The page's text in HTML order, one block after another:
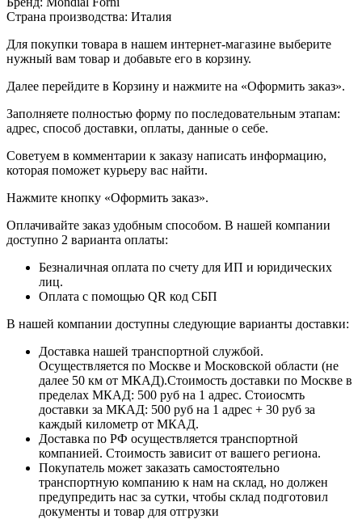
Страна производства: Италия
Для покупки товара в нашем интернет-магазине выберите
нужный вам товар и добавьте его в корзину.
Далее перейдите в Корзину и нажмите на «Оформить заказ».
​​​​​​​Заполняете полностью форму по последовательным этапам:
адрес, способ доставки, оплаты, данные о себе.
​​​​​​​Советуем в комментарии к заказу написать информацию,
которая поможет курьеру вас найти.
​​​​​​​Нажмите кнопку «Оформить заказ».
Оплачивайте заказ удобным способом. В нашей компании
доступно 2 варианта оплаты:
Безналичная оплата по счету для ИП и юридических
лиц.
Оплата с помощью QR код СБП
В нашей компании доступны следующие варианты доставки:
Доставка нашей транспортной службой.
Осуществляется по Москве и Московской области (не
далее 50 км от МКАД).Стоимость доставки по Москве в
пределах МКАД: 500 руб на 1 адрес. Стоиосмть
доставки за МКАД: 500 руб на 1 адрес + 30 руб за
каждый километр от МКАД.
Доставка по РФ осуществляется транспортной
компанией. Стоимость зависит от вашего региона.
Покупатель может заказать самостоятельно
транспортную компанию к нам на склад, но должен
предупредить нас за сутки, чтобы склад подготовил
документы и товар для отгрузки